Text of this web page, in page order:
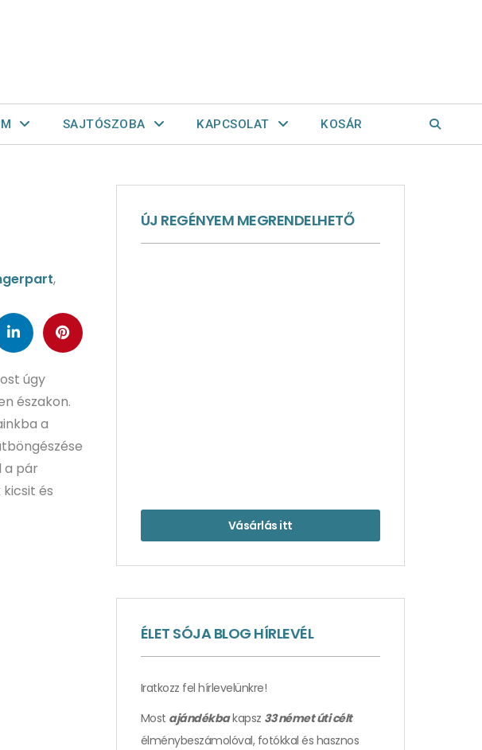
SAJTÓSZOBA KAPCSOLAT KOSÁR
,
úgy
északon.
a
a pár
és
ÚJ REGÉNYEM MEGRENDELHETŐ
Vásárlás itt
ÉLET SÓJA BLOG HÍRLEVÉL
Iratkozz fel hírlevelünkre!
Most ajándékbakapsz 33 német úti célt
élménybeszámolóval, fotókkal és hasznos